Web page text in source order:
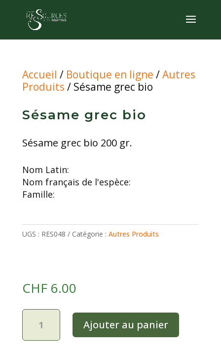
Accueil / Boutique en ligne /Autres
Produits / Sésame grec bio
Sésame grec bio
Sésame grec bio 200 gr.
Nom Latin:
Nom français de l'espèce:
Famille:
UGS : RES048 Catégorie : Autres Produits
CHF6.00
quantité
Sésame
Ajouter au panier